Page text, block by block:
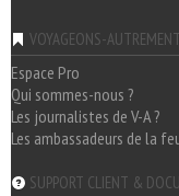
VOYAGEONS-AUTREMENT
Espace Pro
Qui sommes-nous ?
Les journalistes de V-A ?
Les ambassadeurs de la
SUPPORT CLIENT &